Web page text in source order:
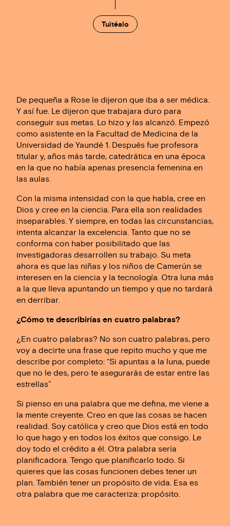
Tuitéalo
De pequeña a Rose le dijeron que iba a ser médica.
Y así fue. Le dijeron que trabajara duro para
conseguir sus metas. Lo hizo y las alcanzó. Empezó
como asistente en la Facultad de Medicina de la
Universidad de Yaundé 1. Después fue profesora
titular y, años más tarde, catedrática en una época
en la que no había apenas presencia femenina en
las aulas.
Con la misma intensidad con la que habla, cree en
Dios y cree en la ciencia. Para ella son realidades
inseparables. Y siempre, en todas las circunstancias,
intenta alcanzar la excelencia. Tanto que no se
conforma con haber posibilitado que las
investigadoras desarrollen su trabajo. Su meta
ahora es que las niñas y los niños de Camerún se
interesen en la ciencia y la tecnología. Otra luna más
a la que lleva apuntando un tiempo y que no tardará
en derribar.
¿Cómo te describirías en cuatro palabras?
¿En cuatro palabras? No son cuatro palabras, pero
voy a decirte una frase que repito mucho y que me
describe por completo: “Si apuntas a la luna, puede
que no le des, pero te asegurarás de estar entre las
estrellas”
Si pienso en una palabra que me defina, me viene a
la mente creyente. Creo en que las cosas se hacen
realidad. Soy católica y creo que Dios está en todo
lo que hago y en todos los éxitos que consigo. Le
doy todo el crédito a él. Otra palabra sería
planificadora. Tengo que planificarlo todo. Si
quieres que las cosas funcionen debes tener un
plan. También tener un propósito de vida. Esa es
otra palabra que me caracteriza: propósito.